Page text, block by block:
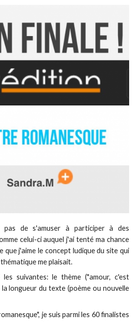
pas de s'amuser à participer à des
celui-ci auquel j'ai tenté ma chance
que j'aime le concept ludique du site qui
me plaisait.
suivantes: le thème ("amour, c'est
longueur du texte (poème ou nouvelle
je suis parmi les 60 finalistes